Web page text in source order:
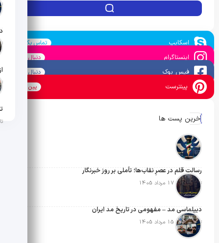
اسکایپ تماس بگیرید
اینستاگرام دنبال کنید
فیس بوک دنبال کنید
پینترست پین کنید
آخرین پست ها
رسالتِ قلم در عصرِ نقاب‌ها؛ تأملی بر روز خبرنگار
تاریخ انتشار: 17 مرداد 1405
دیپلماسی مد – مفهومی در تاریخ مد ایران
تاریخ انتشار: 15 مرداد 1405